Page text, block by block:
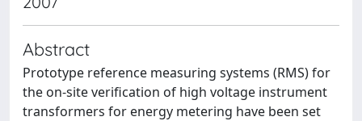
Abstract
Prototype reference measuring systems (RMS) for
the on-site verification of high voltage instrument
transformers for energy metering have been set